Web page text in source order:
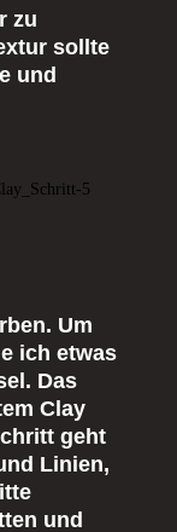
zu
sollte
und
Um
ich etwas
Das
Clay
geht
Linien,
und